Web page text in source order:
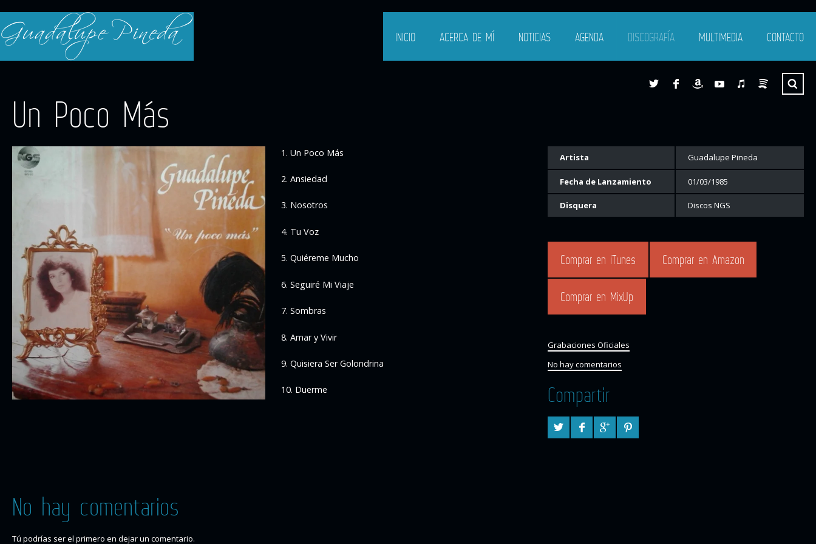
INICIO ACERCA DE MÍ NOTICIAS AGENDA DISCOGRAFÍA MULTIMEDIA CONTACTO
Un Poco Más
1. Un Poco Más
2. Ansiedad
3. Nosotros
4. Tu Voz
5. Quiéreme Mucho
6. Seguiré Mi Viaje
7. Sombras
8. Amar y Vivir
9. Quisiera Ser Golondrina
10. Duerme
Artista Guadalupe Pineda
Fecha de Lanzamiento 01/03/1985
Disquera Discos NGS
Comprar en iTunes Comprar en Amazon
Comprar en MixUp
Grabaciones Oficiales
No hay comentarios
Compartir
No hay comentarios
Tú podrías ser el primero en dejar un comentario.